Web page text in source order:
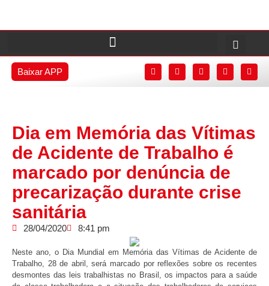
Baixar APP
Dia em Memória das Vítimas
de Acidente de Trabalho é
marcado por denúncia de
precarização durante crise
sanitária
28/04/2020 8:41 pm
Neste ano, o Dia Mundial em Memória das Vítimas de Acidente de
Trabalho, 28 de abril, será marcado por reflexões sobre os recentes
desmontes das leis trabalhistas no Brasil, os impactos para a saúde